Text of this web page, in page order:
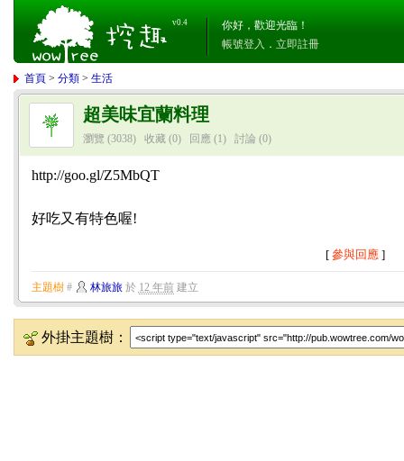
v0.4
你好，歡迎光臨！
帳號登入 ． 立即註冊
首頁 >分類 >生活
超美味宜蘭料理
瀏覽 (3038) 收藏 (0) 回應 (1) 討論 (0)
http://goo.gl/Z5MbQT
好吃又有特色喔!
[ 參與回應]
主題樹 # 林旅旅於 12 年前建立
外掛主題樹：